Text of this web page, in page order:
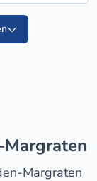
Margraten
Margraten